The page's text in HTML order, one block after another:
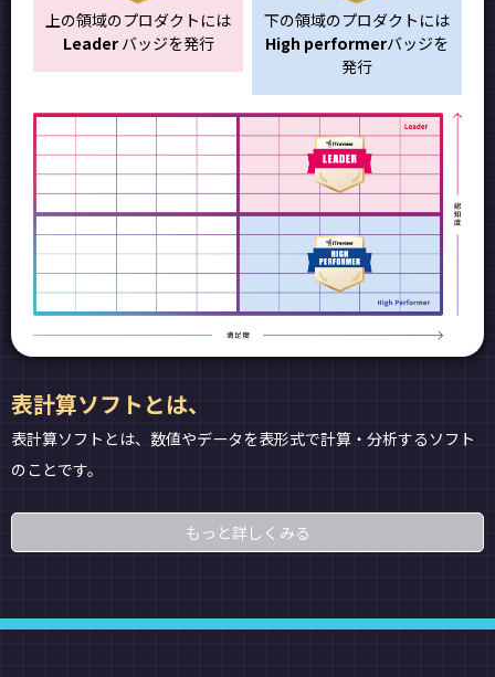
上の領域のプロダクトには
Leaderバッジを発行
下の領域のプロダクトには
High performerバッジを
発行
表計算ソフトとは、
表計算ソフトとは、数値やデータを表形式で計算・分析するソフト
のことです。
もっと詳しくみる